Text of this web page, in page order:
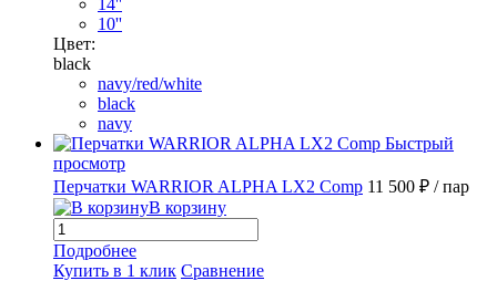
14''
10''
Цвет:
black
navy/red/white
black
navy
Быстрый
просмотр
Перчатки WARRIOR ALPHA LX2 Comp 11 500 ₽ / пар
В корзину
Подробнее
Купить в 1 клик Сравнение